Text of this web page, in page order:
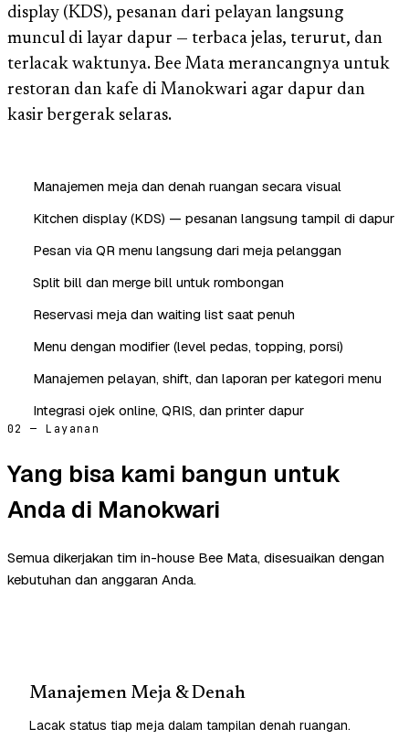
display (KDS), pesanan dari pelayan langsung
muncul di layar dapur — terbaca jelas, terurut, dan
terlacak waktunya. Bee Mata merancangnya untuk
restoran dan kafe di Manokwari agar dapur dan
kasir bergerak selaras.
Manajemen meja dan denah ruangan secara visual
Kitchen display (KDS) — pesanan langsung tampil di dapur
Pesan via QR menu langsung dari meja pelanggan
Split bill dan merge bill untuk rombongan
Reservasi meja dan waiting list saat penuh
Menu dengan modifier (level pedas, topping, porsi)
Manajemen pelayan, shift, dan laporan per kategori menu
Integrasi ojek online, QRIS, dan printer dapur
02 — Layanan
Yang bisa kami bangun untuk
Anda di Manokwari
Semua dikerjakan tim in-house Bee Mata, disesuaikan dengan
kebutuhan dan anggaran Anda.
Manajemen Meja & Denah
Lacak status tiap meja dalam tampilan denah ruangan.